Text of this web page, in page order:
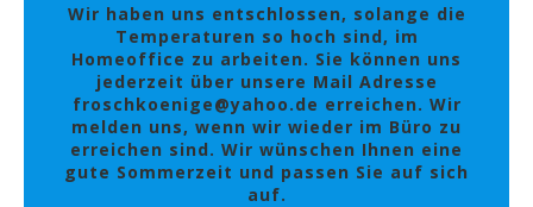
Wir haben uns entschlossen, solange die
Temperaturen so hoch sind, im
Homeoffice zu arbeiten. Sie können uns
jederzeit über unsere Mail Adresse
froschkoenige@yahoo.de erreichen. Wir
melden uns, wenn wir wieder im Büro zu
erreichen sind. Wir wünschen Ihnen eine
gute Sommerzeit und passen Sie auf sich
auf.